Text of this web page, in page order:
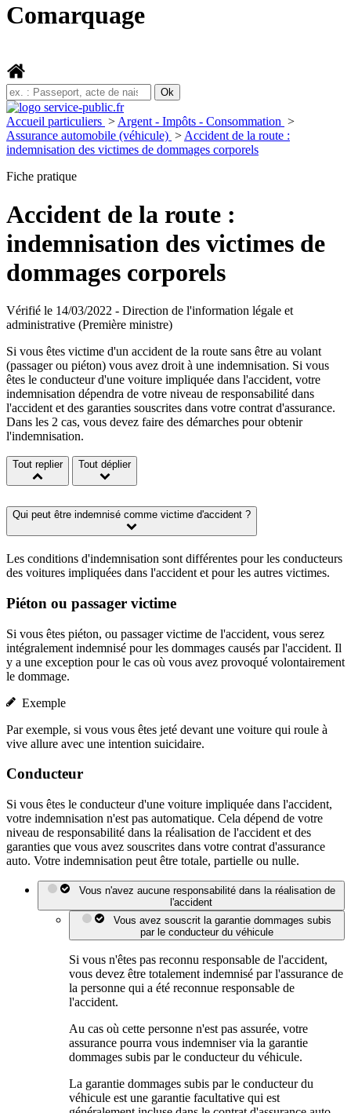
Comarquage
Accueil particuliers > Argent - Impôts - Consommation >
Assurance automobile (véhicule) > Accident de la route :
indemnisation des victimes de dommages corporels
Fiche pratique
Accident de la route :
indemnisation des victimes de
dommages corporels
Vérifié le 14/03/2022 - Direction de l'information légale et
administrative (Première ministre)
Si vous êtes victime d'un accident de la route sans être au volant
(passager ou piéton) vous avez droit à une indemnisation. Si vous
êtes le conducteur d'une voiture impliquée dans l'accident, votre
indemnisation dépendra de votre niveau de responsabilité dans
l'accident et des garanties souscrites dans votre contrat d'assurance.
Dans les 2 cas, vous devez faire des démarches pour obtenir
l'indemnisation.
Tout replier Tout déplier
Qui peut être indemnisé comme victime d'accident ?
Les conditions d'indemnisation sont différentes pour les conducteurs
des voitures impliquées dans l'accident et pour les autres victimes.
Piéton ou passager victime
Si vous êtes piéton, ou passager victime de l'accident, vous serez
intégralement indemnisé pour les dommages causés par l'accident. Il
y a une exception pour le cas où vous avez provoqué volontairement
le dommage.
Exemple
Par exemple, si vous vous êtes jeté devant une voiture qui roule à
vive allure avec une intention suicidaire.
Conducteur
Si vous êtes le conducteur d'une voiture impliquée dans l'accident,
votre indemnisation n'est pas automatique. Cela dépend de votre
niveau de responsabilité dans la réalisation de l'accident et des
garanties que vous avez souscrites dans votre contrat d'assurance
auto. Votre indemnisation peut être totale, partielle ou nulle.
Vous n'avez aucune responsabilité dans la réalisation de
l'accident
Vous avez souscrit la garantie dommages subis
par le conducteur du véhicule
Si vous n'êtes pas reconnu responsable de l'accident,
vous devez être totalement indemnisé par l'assurance de
la personne qui a été reconnue responsable de
l'accident.
Au cas où cette personne n'est pas assurée, votre
assurance pourra vous indemniser via la garantie
dommages subis par le conducteur du véhicule.
La garantie dommages subis par le conducteur du
véhicule est une garantie facultative qui est